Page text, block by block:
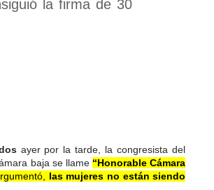
la firma de 30
ayer por la tarde, la congresista del
baja se llame “Honorable Cámara
las mujeres no están siendo